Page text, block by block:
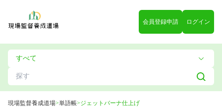
会員登録申請 ログイン
現場監督養成道場>単語帳>ジェットバーナ仕上げ